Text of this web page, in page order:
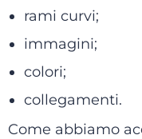
rami curvi;
immagini;
colori;
collegamenti.
Come abbiamo